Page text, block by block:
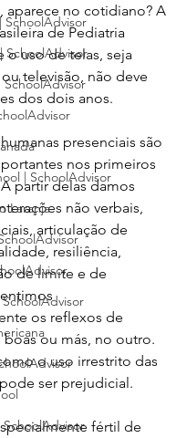
SchoolAdvisor
SchoolAdvisor
| SchoolAdvisor
Laranja
SchoolAdvisor
aparece no cotidiano? A
de Pediatria
o uso de telas, seja
televisão, não deve
dos dois anos.
presenciais são
nos primeiros
partir delas damos
não verbais,
articulação de
resiliência,
de limite e de
os reflexos de
boas ou más, no outro.
o uso irrestrito das
ser prejudicial.
fértil de